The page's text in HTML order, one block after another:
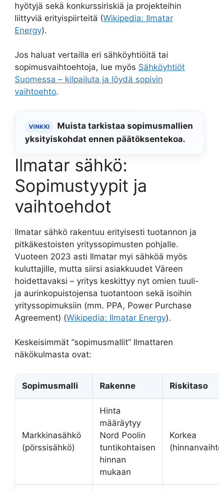
hyötyjä sekä konkurssiriskiä ja projekteihin
liittyviä erityispiirteitä (Wikipedia: Ilmatar
Energy).
Jos haluat vertailla eri sähköyhtiöitä tai
sopimusvaihtoehtoja, lue myös Sähköyhtiöt
Suomessa – kilpailuta ja löydä sopivin
vaihtoehto.
VINKKI
Muista tarkistaa sopimusmallien
yksityiskohdat ennen päätöksentekoa.
Ilmatar sähkö:
Sopimustyypit ja
vaihtoehdot
Ilmatar sähkö rakentuu erityisesti tuotannon ja
pitkäkestoisten yrityssopimusten pohjalle.
Vuoteen 2023 asti Ilmatar myi sähköä myös
kuluttajille, mutta siirsi asiakkuudet Väreen
hoidettavaksi – yritys keskittyy nyt omien tuuli-
ja aurinkopuistojensa tuotantoon sekä isoihin
yrityssopimuksiin (mm. PPA, Power Purchase
Agreement) (Wikipedia: Ilmatar Energy).
Keskeisimmät “sopimusmallit” Ilmattaren
näkökulmasta ovat:
Sopimusmalli Rakenne Riskitaso
Markkinasähkö
(pörssisähkö)
Hinta
määräytyy
Nord Poolin
tuntikohtaisen
hinnan
mukaan
Korkea